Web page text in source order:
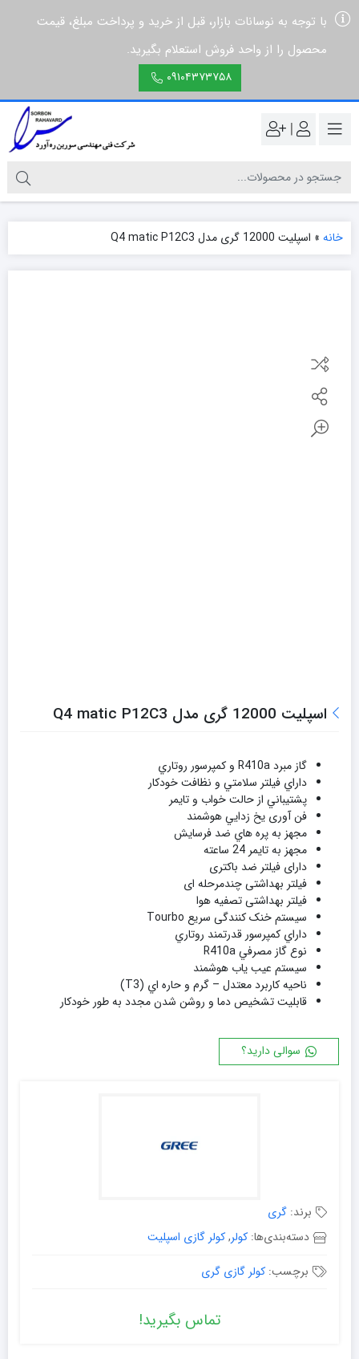
با توجه به نوسانات بازار، قبل از خرید و پرداخت مبلغ، قیمت
محصول را از واحد فروش استعلام بگیرید.
۰۹۱۰۴۳۷۳۷۵۸
|
خانه » اسپلیت 12000 گری مدل Q4 matic P12C3
اسپلیت 12000 گری مدل Q4 matic P12C3
گاز مبرد R410a و کمپرسور روتاري
داراي فيلتر سلامتي و نظافت خودکار
پشتيباني از حالت خواب و تايمر
فن آوری يخ زدايي هوشمند
مجهز به پره هاي ضد فرسايش
مجهز به تايمر 24 ساعته
دارای فیلتر ضد باکتری
فیلتر بهداشتی چندمرحله ای
فیلتر بهداشتی تصفیه هوا
سیستم خنک کنندگی سریع Tourbo
داراي کمپرسور قدرتمند روتاري
نوع گاز مصرفي R410a
سيستم عيب ياب هوشمند
ناحيه کاربرد معتدل – گرم و حاره اي (T3)
قابليت تشخيص دما و روشن شدن مجدد به طور خودکار
سوالی دارید؟
برند: گری
دسته‌بندی‌ها: کولر,کولر گازی اسپلیت
برچسب: کولر گازی گری
تماس بگیرید!